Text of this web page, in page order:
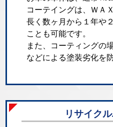
コーテイングは、ＷＡ
長く数ヶ月から１年や
ことも可能です。
また、コーティングの
などによる塗装劣化を
リサイク